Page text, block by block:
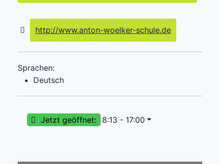
http://www.anton-woelker-schule.de
Sprachen:
Deutsch
Jetzt geöffnet: 8:13 - 17:00